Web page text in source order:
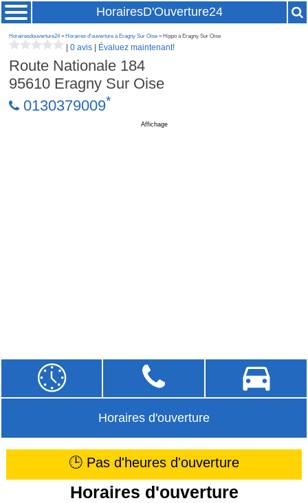
HorairesD'Ouverture24
Horairesdouverture24» Horaires d'ouverture à Eragny Sur Oise » Hippo à Eragny Sur Oise
|0 avis Évaluez maintenant!
Route Nationale 184
95610 Eragny Sur Oise
0130379009*
Affichage
Horaires d'ouverture
🕒 Pas d'heures d'ouverture
Horaires d'ouverture